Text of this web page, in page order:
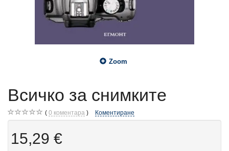
Zoom
Всичко за снимките
0 коментара Коментиране
15,29 €